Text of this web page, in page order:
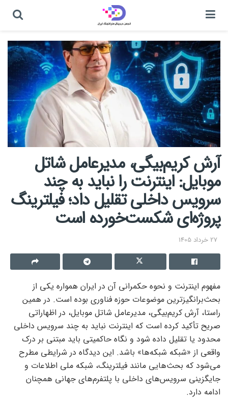
آرش کریم‌بیگی، مدیرعامل شاتل
موبایل: اینترنت را نباید به چند
سرویس داخلی تقلیل داد؛ فیلترینگ
پروژه‌ای شکست‌خورده است
27 خرداد 1405
مفهوم اینترنت و نحوه حکمرانی آن در ایران همواره یکی از
بحث‌برانگیزترین موضوعات حوزه فناوری بوده است. در همین
راستا، آرش کریم‌بیگی، مدیرعامل شاتل موبایل، در اظهاراتی
صریح تأکید کرده است که اینترنت نباید به چند سرویس داخلی
محدود یا تقلیل داده شود و نگاه حاکمیتی باید مبتنی بر درک
واقعی از «شبکه شبکه‌ها» باشد. این دیدگاه در شرایطی مطرح
می‌شود که بحث‌هایی مانند فیلترینگ، شبکه ملی اطلاعات و
جایگزینی سرویس‌های داخلی با پلتفرم‌های جهانی همچنان
ادامه دارد.